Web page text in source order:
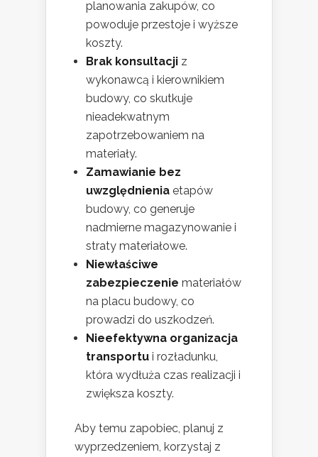
planowania zakupów, co
powoduje przestoje i wyższe
koszty.
Brak konsultacji z
wykonawcą i kierownikiem
budowy, co skutkuje
nieadekwatnym
zapotrzebowaniem na
materiały.
Zamawianie bez
uwzględnienia etapów
budowy, co generuje
nadmierne magazynowanie i
straty materiałowe.
Niewłaściwe
zabezpieczenie materiałów
na placu budowy, co
prowadzi do uszkodzeń.
Nieefektywna organizacja
transportu i rozładunku,
która wydłuża czas realizacji i
zwiększa koszty.
Aby temu zapobiec, planuj z
wyprzedzeniem, korzystaj z